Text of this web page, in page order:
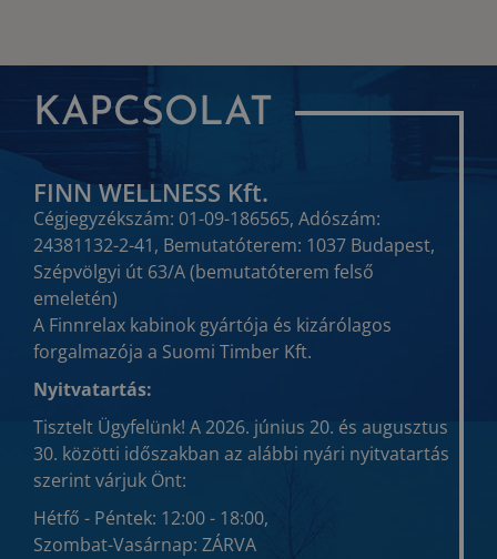
KAPCSOLAT
FINN WELLNESS Kft.
Cégjegyzékszám: 01-09-186565, Adószám:
24381132-2-41, Bemutatóterem: 1037 Budapest,
Szépvölgyi út 63/A (bemutatóterem felső
emeletén)
A Finnrelax kabinok gyártója és kizárólagos
forgalmazója a Suomi Timber Kft.
Nyitvatartás:
Tisztelt Ügyfelünk! A 2026. június 20. és augusztus
30. közötti időszakban az alábbi nyári nyitvatartás
szerint várjuk Önt:
Hétfő - Péntek: 12:00 - 18:00,
Szombat-Vasárnap: ZÁRVA